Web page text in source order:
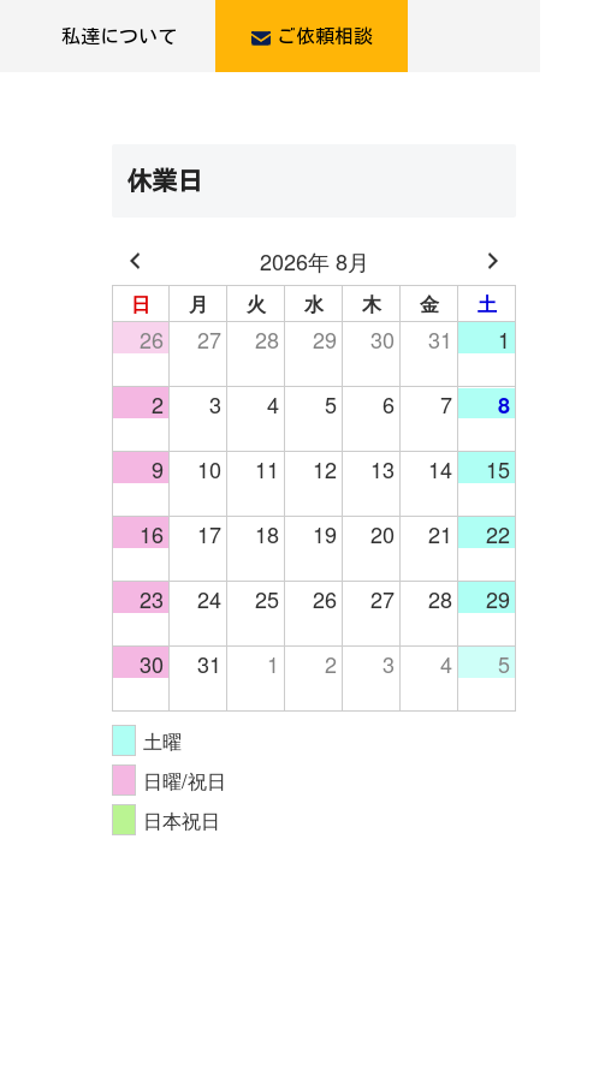
私達について ご依頼相談
休業日
2026年 8月
日 月 火 水 木 金 土
26 27 28 29 30 31 1
2 3 4 5 6 7 8
9 10 11 12 13 14 15
16 17 18 19 20 21 22
23 24 25 26 27 28 29
30 31 1 2 3 4 5
土曜
日曜/祝日
日本祝日